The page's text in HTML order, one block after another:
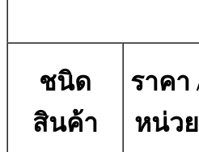
ชนิด
สินค้า
ราคา
หน่วย